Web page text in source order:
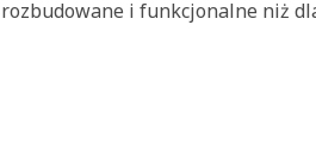
rozbudowane i funkcjonalne niż